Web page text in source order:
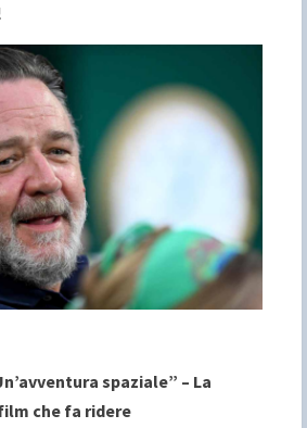
spaziale” – La
che fa ridere